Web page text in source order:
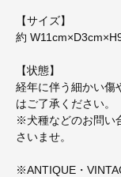
【サイズ】
約
【状態】
経年に伴う細かい傷
はご了承ください。
※犬種などのお問い
さいませ。
※ANTIQUE・